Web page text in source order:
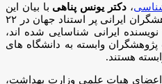
، دکتر یونس پناهی با بیان این
که در آخرین بررسی فهرست پژوهشگران ایرانی پر استناد جهان در ۲۲
موضوعی علوم، تعداد ۹۳۸ نویسنده ایرانی شناسایی شده اند،
لیست پژوهشگران وابسته به دانشگاه های
هستند.
هیات علمی وزارت بهداشت،